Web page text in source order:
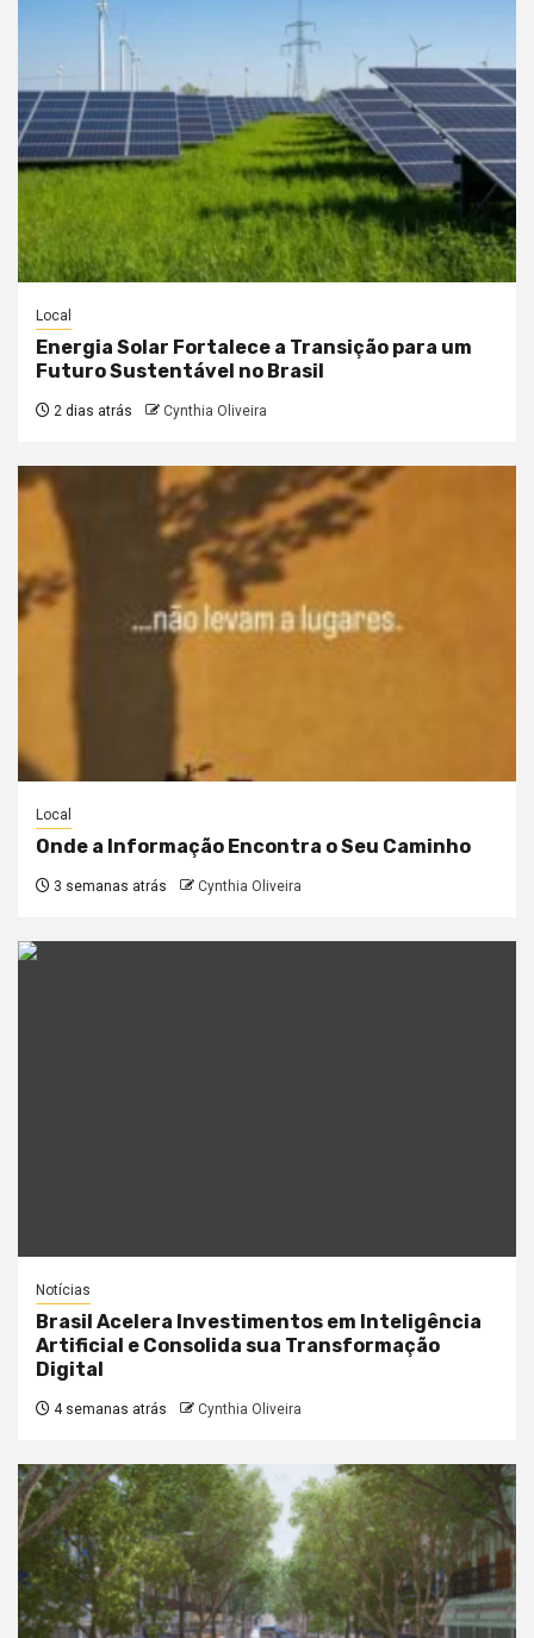
Local
Energia Solar Fortalece a Transição para um
Futuro Sustentável no Brasil
2 dias atrás Cynthia Oliveira
Local
Onde a Informação Encontra o Seu Caminho
3 semanas atrás Cynthia Oliveira
Notícias
Brasil Acelera Investimentos em Inteligência
Artificial e Consolida sua Transformação
Digital
4 semanas atrás Cynthia Oliveira